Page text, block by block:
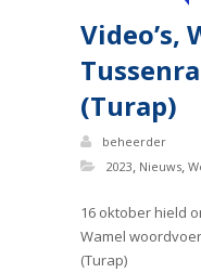
Video’s,
(Turap)
beheerder
2023, Nieuws,
16 oktober hield
Wamel
(Turap)